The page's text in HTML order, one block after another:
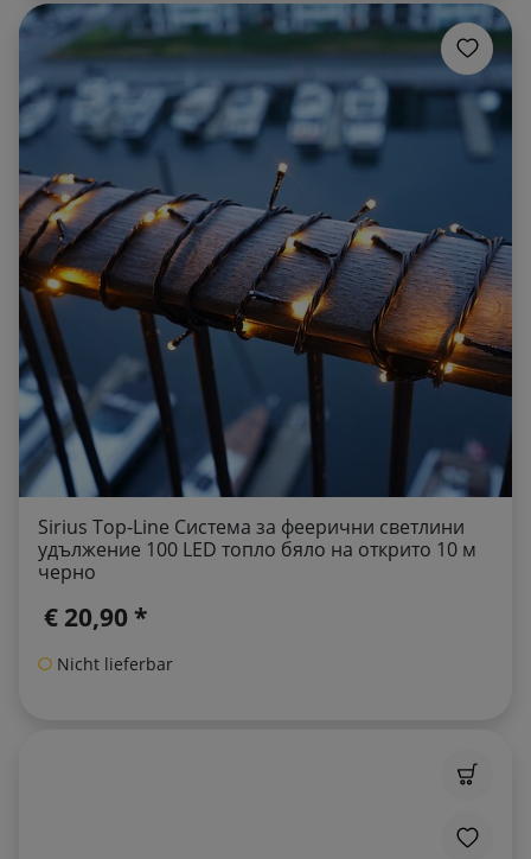
Sirius Top-Line Система за феерични светлини
удължение 100 LED топло бяло на открито 10 м
черно
€ 20,90 *
Nicht lieferbar